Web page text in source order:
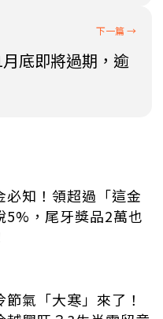
底即將過期，逾
必知！領超過「這金
5%，尾牙獎品2萬也
節氣「大寒」來了！